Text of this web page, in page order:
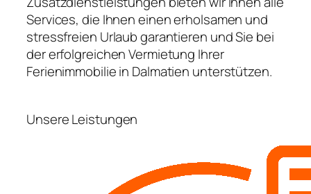
Services, die Ihnen einen erholsamen und
stressfreien Urlaub garantieren und Sie bei
der erfolgreichen Vermietung Ihrer
Ferienimmobilie in Dalmatien unterstützen.
Unsere Leistungen